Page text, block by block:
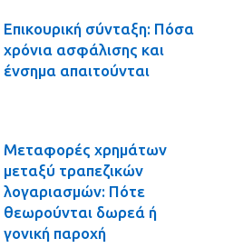
Επικουρική σύνταξη: Πόσα
χρόνια ασφάλισης και
ένσημα απαιτούνται
Μεταφορές χρημάτων
μεταξύ τραπεζικών
λογαριασμών: Πότε
θεωρούνται δωρεά ή
γονική παροχή